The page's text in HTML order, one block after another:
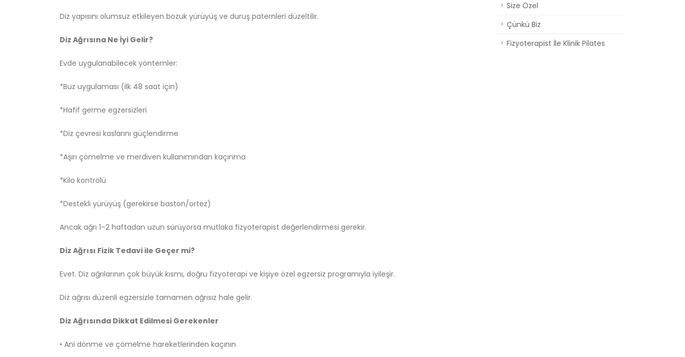
Diz yapısını olumsuz etkileyen bozuk yürüyüş ve duruş paternleri düzeltilir.
Diz Ağrısına Ne İyi Gelir?
Evde uygulanabilecek yöntemler:
*Buz uygulaması (ilk 48 saat için)
*Hafif germe egzersizleri
*Diz çevresi kaslarını güçlendirme
*Aşırı çömelme ve merdiven kullanımından kaçınma
*Kilo kontrolü
*Destekli yürüyüş (gerekirse baston/ortez)
Ancak ağrı 1–2 haftadan uzun sürüyorsa mutlaka fizyoterapist değerlendirmesi gerekir.
Diz Ağrısı Fizik Tedavi ile Geçer mi?
Evet. Diz ağrılarının çok büyük kısmı, doğru fizyoterapi ve kişiye özel egzersiz programıyla iyileşir.
Diz ağrısı düzenli egzersizle tamamen ağrısız hale gelir.
Diz Ağrısında Dikkat Edilmesi Gerekenler
• Ani dönme ve çömelme hareketlerinden kaçının
Size Özel
Çünkü Biz
Fizyoterapist İle Klinik Pilates